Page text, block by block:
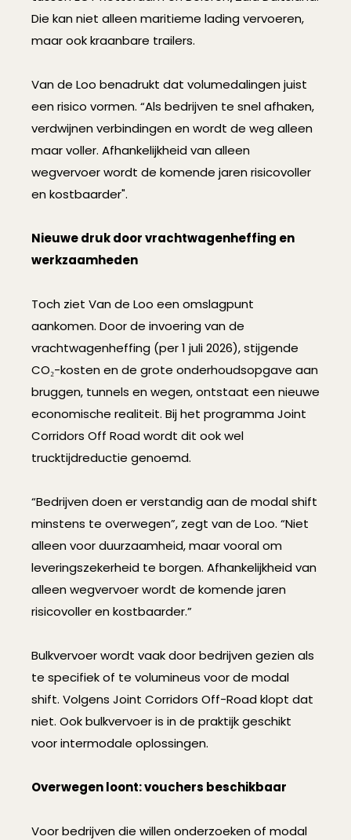
Die kan niet alleen maritieme lading vervoeren,
maar ook kraanbare trailers.
Van de Loo benadrukt dat volumedalingen juist
een risico vormen. “Als bedrijven te snel afhaken,
verdwijnen verbindingen en wordt de weg alleen
maar voller. Afhankelijkheid van alleen
wegvervoer wordt de komende jaren risicovoller
en kostbaarder".
Nieuwe druk door vrachtwagenheffing en
werkzaamheden
Toch ziet Van de Loo een omslagpunt
aankomen. Door de invoering van de
vrachtwagenheffing (per 1 juli 2026), stijgende
CO₂-kosten en de grote onderhoudsopgave aan
bruggen, tunnels en wegen, ontstaat een nieuwe
economische realiteit. Bij het programma Joint
Corridors Off Road wordt dit ook wel
trucktijdreductie genoemd.
“Bedrijven doen er verstandig aan de modal shift
minstens te overwegen”, zegt van de Loo. “Niet
alleen voor duurzaamheid, maar vooral om
leveringszekerheid te borgen. Afhankelijkheid van
alleen wegvervoer wordt de komende jaren
risicovoller en kostbaarder.”
Bulkvervoer wordt vaak door bedrijven gezien als
te specifiek of te volumineus voor de modal
shift. Volgens Joint Corridors Off-Road klopt dat
niet. Ook bulkvervoer is in de praktijk geschikt
voor intermodale oplossingen.
Overwegen loont: vouchers beschikbaar
Voor bedrijven die willen onderzoeken of modal